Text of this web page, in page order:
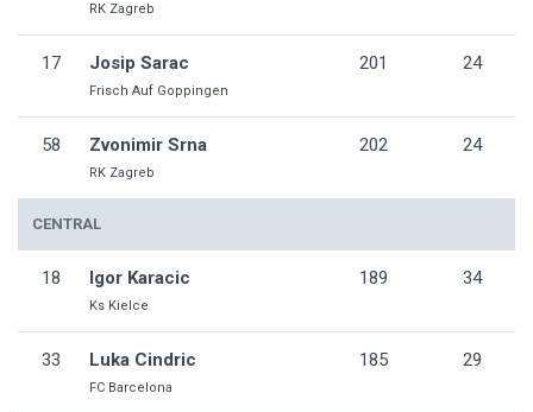
RK Zagreb
17 Josip Sarac
Frisch Auf Goppingen
201 24
58 Zvonimir Srna
RK Zagreb
202 24
CENTRAL
18 Igor Karacic
Ks Kielce
189 34
33 Luka Cindric
FC Barcelona
185 29